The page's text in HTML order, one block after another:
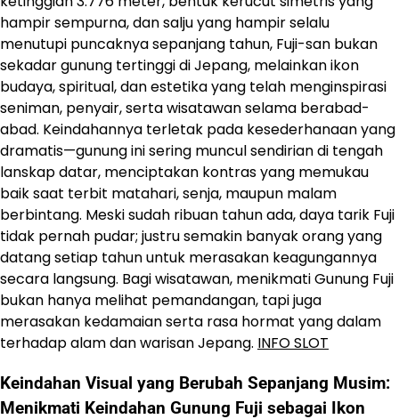
hampir sempurna, dan salju yang hampir selalu
menutupi puncaknya sepanjang tahun, Fuji-san bukan
sekadar gunung tertinggi di Jepang, melainkan ikon
budaya, spiritual, dan estetika yang telah menginspirasi
seniman, penyair, serta wisatawan selama berabad-
abad. Keindahannya terletak pada kesederhanaan yang
dramatis—gunung ini sering muncul sendirian di tengah
lanskap datar, menciptakan kontras yang memukau
baik saat terbit matahari, senja, maupun malam
berbintang. Meski sudah ribuan tahun ada, daya tarik Fuji
tidak pernah pudar; justru semakin banyak orang yang
datang setiap tahun untuk merasakan keagungannya
secara langsung. Bagi wisatawan, menikmati Gunung Fuji
bukan hanya melihat pemandangan, tapi juga
merasakan kedamaian serta rasa hormat yang dalam
terhadap alam dan warisan Jepang. INFO SLOT
Keindahan Visual yang Berubah Sepanjang Musim:
Menikmati Keindahan Gunung Fuji sebagai Ikon